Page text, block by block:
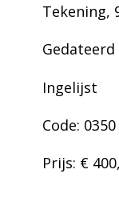
Tekening,
Gedateerd
Ingelijst
Code: 0350
Prijs: €